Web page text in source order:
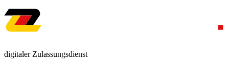
digitaler Zulassungsdienst